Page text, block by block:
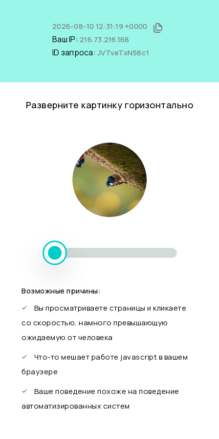
2026-08-10 12:31:19 +0000
Ваш IP: 216.73.216.168
ID запроса: JVTveTxN58c1
Разверните картинку горизонтально
Возможные причины:
Вы просматриваете страницы и кликаете
со скоростью, намного превышающую
ожидаемую от человека
Что-то мешает работе javascript в вашем
браузере
Ваше поведение похоже на поведение
автоматизированных систем